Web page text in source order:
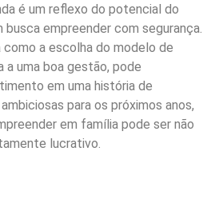
é um reflexo do potencial do
busca empreender com segurança.
a escolha do modelo de
a uma boa gestão, pode
em uma história de
para os próximos anos,
em família pode ser não
lucrativo.